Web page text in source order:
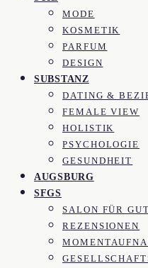
MODE
KOSMETIK
PARFUM
DESIGN
SUBSTANZ
DATING &
FEMALE VIEW
HOLISTIK
PSYCHOLOGIE
GESUNDHEIT
AUGSBURG
SFGS
SALON FÜR
REZENSIONEN